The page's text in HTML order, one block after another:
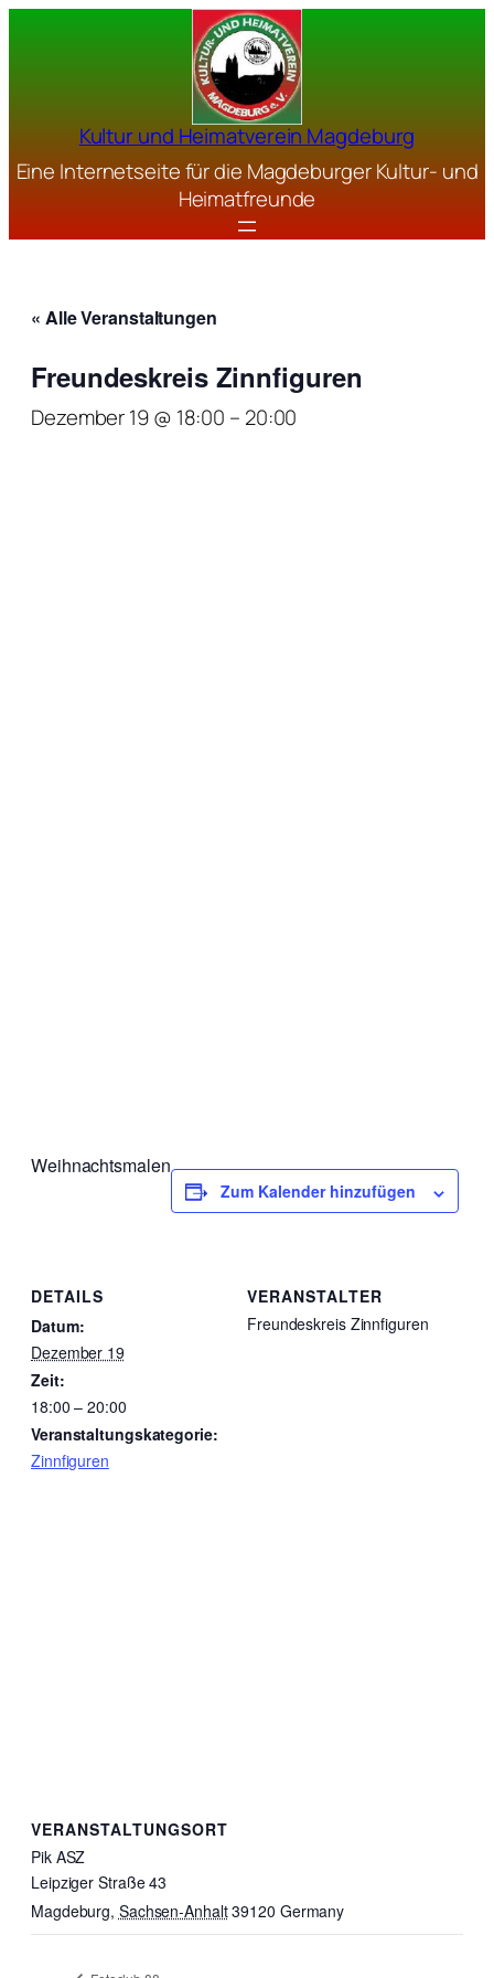
Kultur und Heimatverein Magdeburg
Eine Internetseite für die Magdeburger Kultur- und
Heimatfreunde
« Alle Veranstaltungen
Freundeskreis Zinnfiguren
Dezember 19 @ 18:00 – 20:00
Weihnachtsmalen
Zum Kalender hinzufügen
DETAILS
Datum:
Dezember 19
Zeit:
18:00 – 20:00
Veranstaltungskategorie:
Zinnfiguren
VERANSTALTER
Freundeskreis Zinnfiguren
VERANSTALTUNGSORT
Pik ASZ
Leipziger Straße 43
Magdeburg, Sachsen-Anhalt39120 Germany